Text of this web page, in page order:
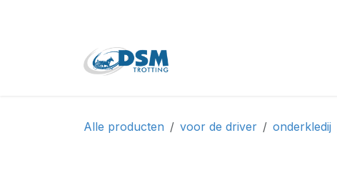
Alle producten voor de driver onderkledij